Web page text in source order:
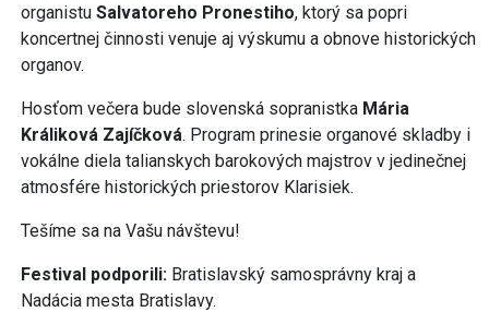
organistu Salvatoreho Pronestiho, ktorý sa popri
koncertnej činnosti venuje aj výskumu a obnove historických
organov.
Hosťom večera bude slovenská sopranistka Mária
Králiková Zajíčková. Program prinesie organové skladby i
vokálne diela talianskych barokových majstrov v jedinečnej
atmosfére historických priestorov Klarisiek.
Tešíme sa na Vašu návštevu!
Festival podporili: Bratislavský samosprávny kraj a
Nadácia mesta Bratislavy.